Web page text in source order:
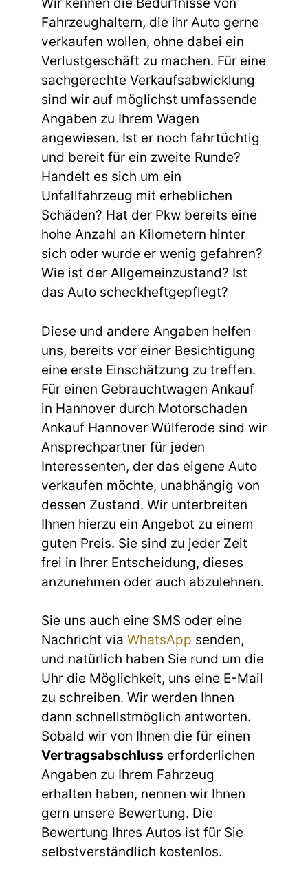
Wir kennen die Bedürfnisse von
Fahrzeughaltern, die ihr Auto gerne
verkaufen wollen, ohne dabei ein
Verlustgeschäft zu machen. Für eine
sachgerechte Verkaufsabwicklung
sind wir auf möglichst umfassende
Angaben zu Ihrem Wagen
angewiesen. Ist er noch fahrtüchtig
und bereit für ein zweite Runde?
Handelt es sich um ein
Unfallfahrzeug mit erheblichen
Schäden? Hat der Pkw bereits eine
hohe Anzahl an Kilometern hinter
sich oder wurde er wenig gefahren?
Wie ist der Allgemeinzustand? Ist
das Auto scheckheftgepflegt?
Diese und andere Angaben helfen
uns, bereits vor einer Besichtigung
eine erste Einschätzung zu treffen.
Für einen Gebrauchtwagen Ankauf
in Hannover durch Motorschaden
Ankauf Hannover Wülferode sind wir
Ansprechpartner für jeden
Interessenten, der das eigene Auto
verkaufen möchte, unabhängig von
dessen Zustand. Wir unterbreiten
Ihnen hierzu ein Angebot zu einem
guten Preis. Sie sind zu jeder Zeit
frei in Ihrer Entscheidung, dieses
anzunehmen oder auch abzulehnen.
Sie uns auch eine SMS oder eine
Nachricht via WhatsApp senden,
und natürlich haben Sie rund um die
Uhr die Möglichkeit, uns eine E-Mail
zu schreiben. Wir werden Ihnen
dann schnellstmöglich antworten.
Sobald wir von Ihnen die für einen
Vertragsabschluss erforderlichen
Angaben zu Ihrem Fahrzeug
erhalten haben, nennen wir Ihnen
gern unsere Bewertung. Die
Bewertung Ihres Autos ist für Sie
selbstverständlich kostenlos.